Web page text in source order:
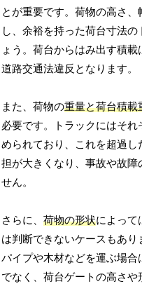
とが重要です。荷物の高さ、
し、余裕を持った荷台寸法の
ょう。荷台からはみ出す積載
道路交通法違反となります。
また、荷物の重量と荷台積載
必要です。トラックにはそれ
められており、これを超過し
担が大きくなり、事故や故障
せん。
さらに、荷物の形状によって
は判断できないケースもあり
パイプや木材などを運ぶ場合
でなく、荷台ゲートの高さや